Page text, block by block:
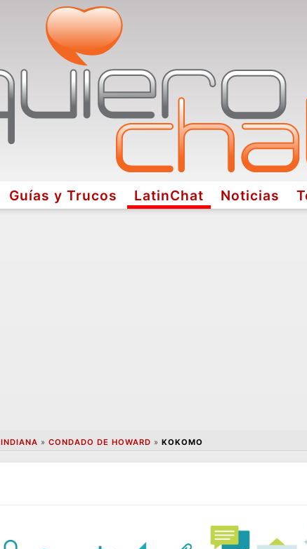
Guías y Trucos LatinChat Noticias
INDIANA » CONDADO DE HOWARD » KOKOMO